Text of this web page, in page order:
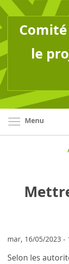
Aller
au
contenu
principal
le
Menu
mar, 16/05/2023 -
Selon les